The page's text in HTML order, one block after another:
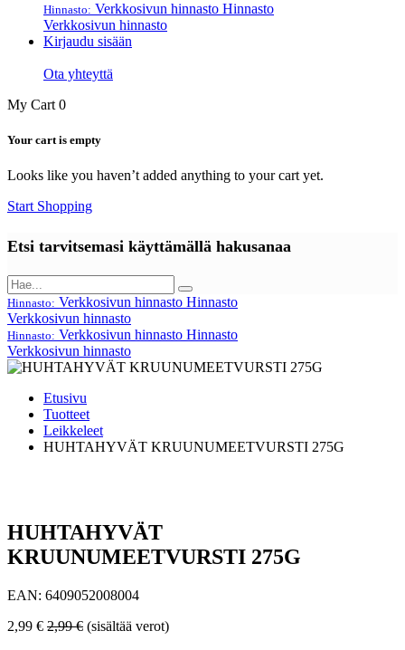
Hinnasto: Verkkosivun hinnasto Hinnasto
Verkkosivun hinnasto
Kirjaudu sisään
Ota yhteyttä
My Cart 0
Your cart is empty
Looks like you haven’t added anything to your cart yet.
Start Shopping
Etsi tarvitsemasi käyttämällä hakusanaa
Hinnasto: Verkkosivun hinnasto Hinnasto
Verkkosivun hinnasto
Hinnasto: Verkkosivun hinnasto Hinnasto
Verkkosivun hinnasto
Etusivu
Tuotteet
Leikkeleet
HUHTAHYVÄT KRUUNUMEETVURSTI 275G
HUHTAHYVÄT
KRUUNUMEETVURSTI 275G
EAN: 6409052008004
2,99 € 2,99€ (sisältää verot)